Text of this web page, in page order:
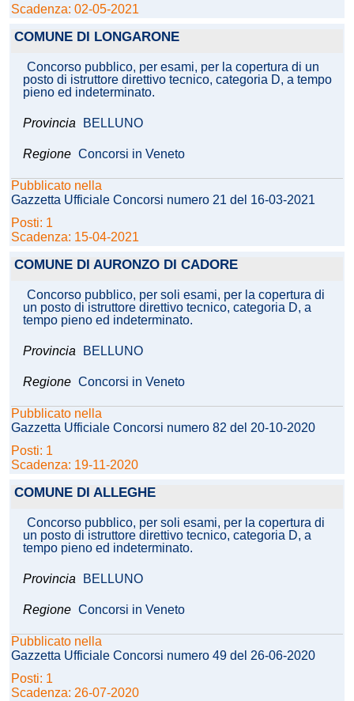
Scadenza: 02-05-2021
COMUNE DI LONGARONE
Concorso pubblico, per esami, per la copertura di un
posto di istruttore direttivo tecnico, categoria D, a tempo
pieno ed indeterminato.
Provincia BELLUNO
Regione Concorsi in Veneto
Pubblicato nella
Gazzetta Ufficiale Concorsi numero 21 del 16-03-2021
Posti: 1
Scadenza: 15-04-2021
COMUNE DI AURONZO DI CADORE
Concorso pubblico, per soli esami, per la copertura di
un posto di istruttore direttivo tecnico, categoria D, a
tempo pieno ed indeterminato.
Provincia BELLUNO
Regione Concorsi in Veneto
Pubblicato nella
Gazzetta Ufficiale Concorsi numero 82 del 20-10-2020
Posti: 1
Scadenza: 19-11-2020
COMUNE DI ALLEGHE
Concorso pubblico, per soli esami, per la copertura di
un posto di istruttore direttivo tecnico, categoria D, a
tempo pieno ed indeterminato.
Provincia BELLUNO
Regione Concorsi in Veneto
Pubblicato nella
Gazzetta Ufficiale Concorsi numero 49 del 26-06-2020
Posti: 1
Scadenza: 26-07-2020